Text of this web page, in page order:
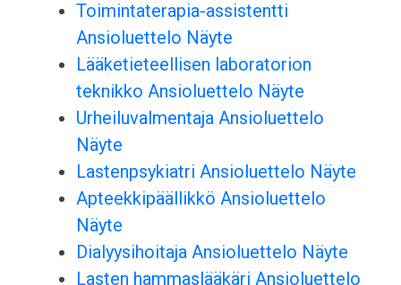
Toimintaterapia-assistentti
Ansioluettelo Näyte
Lääketieteellisen laboratorion
teknikko Ansioluettelo Näyte
Urheiluvalmentaja Ansioluettelo
Näyte
Lastenpsykiatri Ansioluettelo Näyte
Apteekkipäällikkö Ansioluettelo
Näyte
Dialyysihoitaja Ansioluettelo Näyte
Lasten hammaslääkäri Ansioluettelo